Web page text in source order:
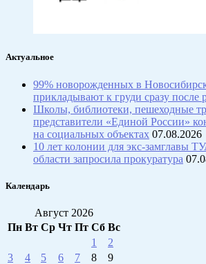
Актуальное
99% новорожденных в
прикладывают к груди сразу после
Школы, библиотеки, пешеходные
представители «Единой России»
на социальных объектах 07.08.2026
10 лет колонии для экс-замглавы
области запросила прокуратура
Календарь
Август 2026
Пн Вт Ср Чт Пт Сб Вс
1
2
3
4 5 6 7 8
9